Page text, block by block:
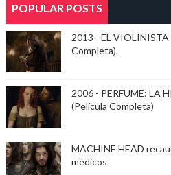
POPULAR POSTS
2013 - EL VIOLINISTA
Completa).
2006 - PERFUME: LA
(Película Completa)
MACHINE HEAD
médicos